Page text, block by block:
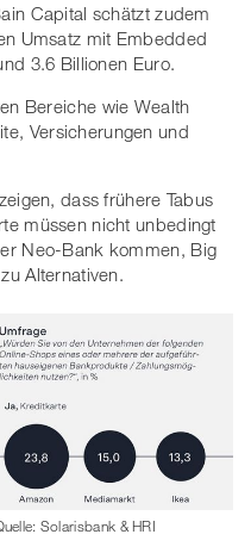
Capital schätzt zudem
Umsatz mit Embedded
3.6 Billionen Euro.
Bereiche wie Wealth
Versicherungen und
dass frühere Tabus
müssen nicht unbedingt
Neo-Bank kommen, Big
Alternativen.
Solarisbank & HRI